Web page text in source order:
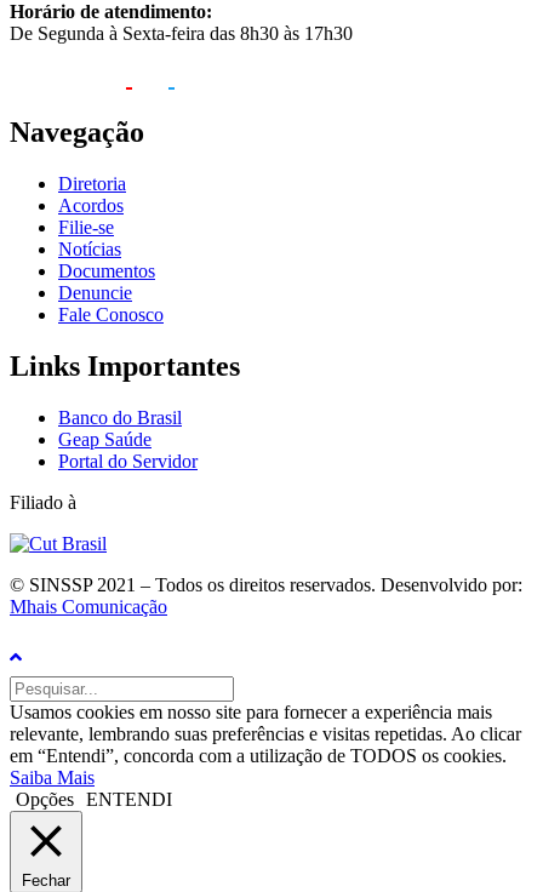
Horário de atendimento:
De Segunda à Sexta-feira das 8h30 às 17h30
Navegação
Diretoria
Acordos
Filie-se
Notícias
Documentos
Denuncie
Fale Conosco
Links Importantes
Banco do Brasil
Geap Saúde
Portal do Servidor
Filiado à
© SINSSP 2021 – Todos os direitos reservados. Desenvolvido por:
Mhais Comunicação
Usamos cookies em nosso site para fornecer a experiência mais
relevante, lembrando suas preferências e visitas repetidas. Ao clicar
em “Entendi”, concorda com a utilização de TODOS os cookies.
Saiba Mais
Opções ENTENDI
Fechar